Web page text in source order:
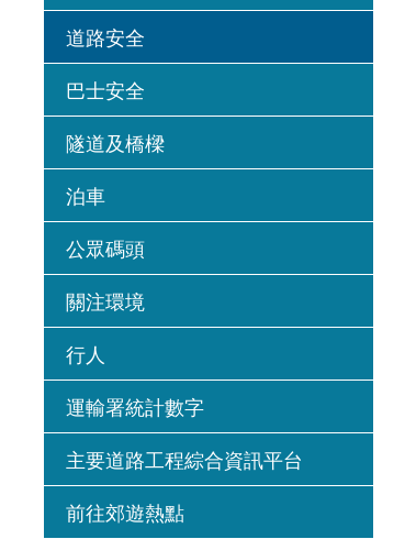
道路安全
巴士安全
隧道及橋樑
泊車
公眾碼頭
關注環境
行人
運輸署統計數字
主要道路工程綜合資訊平台
前往郊遊熱點